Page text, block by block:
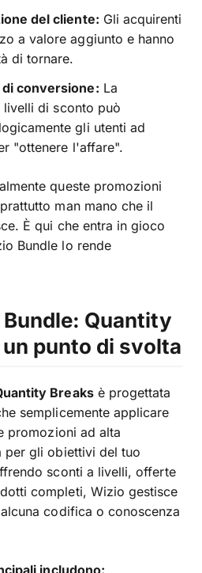
del cliente: Gli acquirenti
a valore aggiunto e hanno
di tornare.
conversione: La
di sconto può
gli utenti ad
"ottenere l'affare".
queste promozioni
man mano che il
È qui che entra in gioco
Bundle lo rende
Quantity
punto di svolta
Breaksè progettata
semplicemente applicare
promozioni ad alta
per gli obiettivi del tuo
sconti a livelli, offerte
completi, Wizio gestisce
codifica o conoscenza
includono: